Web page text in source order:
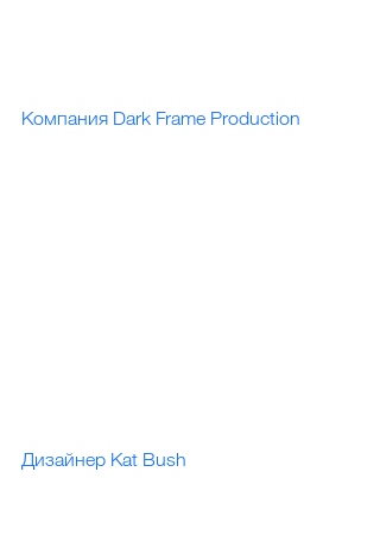
Компания Dark Frame Production
Дизайнер Kat Bush